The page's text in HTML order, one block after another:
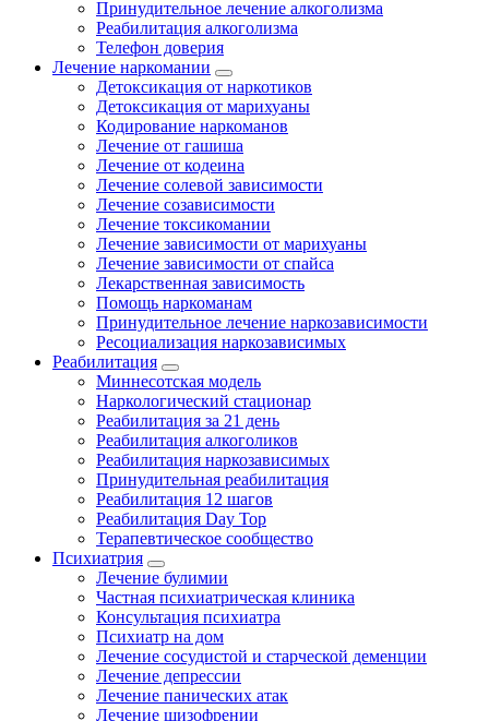
Принудительное лечение алкоголизма
Реабилитация алкоголизма
Телефон доверия
Лечение наркомании
Детоксикация от наркотиков
Детоксикация от марихуаны
Кодирование наркоманов
Лечение от гашиша
Лечение от кодеина
Лечение солевой зависимости
Лечение созависимости
Лечение токсикомании
Лечение зависимости от марихуаны
Лечение зависимости от спайса
Лекарственная зависимость
Помощь наркоманам
Принудительное лечение наркозависимости
Ресоциализация наркозависимых
Реабилитация
Миннесотская модель
Наркологический стационар
Реабилитация за 21 день
Реабилитация алкоголиков
Реабилитация наркозависимых
Принудительная реабилитация
Реабилитация 12 шагов
Реабилитация Day Top
Терапевтическое сообщество
Психиатрия
Лечение булимии
Частная психиатрическая клиника
Консультация психиатра
Психиатр на дом
Лечение сосудистой и старческой деменции
Лечение депрессии
Лечение панических атак
Лечение шизофрении